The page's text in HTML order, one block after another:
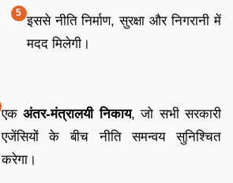
इससे नीति निर्माण, सुरक्षा और निगरानी में
मदद मिलेगी।
एक अंतर-मंत्रालयी निकाय, जो सभी सरकारी
एजेंसियों के बीच नीति समन्वय सुनिश्चित
करेगा।